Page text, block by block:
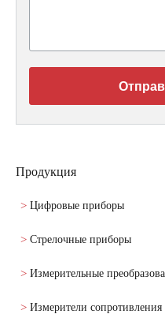
Продукция
Цифровые приборы
Стрелочные приборы
Измерительные
Измерители сопротивления